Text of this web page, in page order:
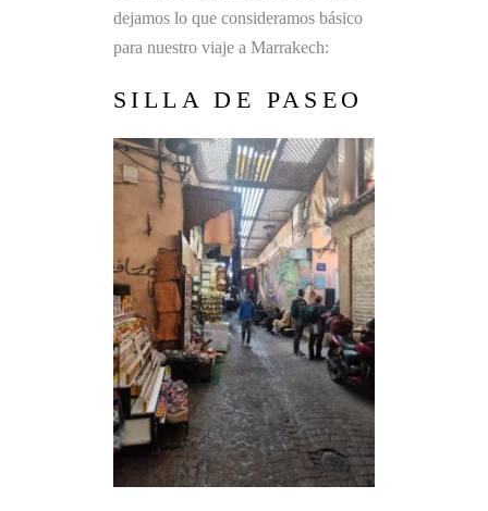
dejamos lo que consideramos básico
para nuestro viaje a Marrakech:
SILLA DE PASEO